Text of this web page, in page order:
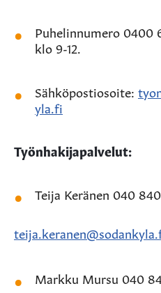
Puhelinnumero 0400
klo 9-12.
Sähköpostiosoite:
yla.fi
Työnhakijapalvelut:
Teija Keränen 040
Markku Mursu 040